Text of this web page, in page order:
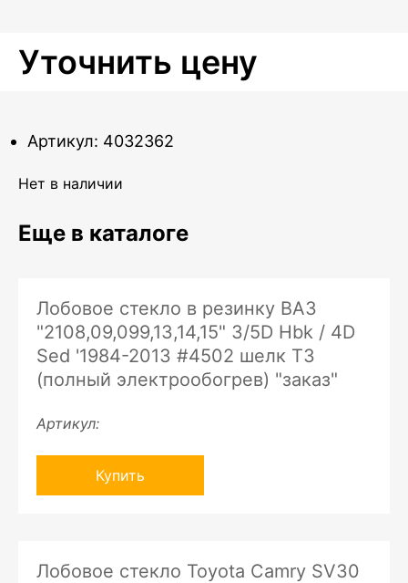
Уточнить цену
Артикул: 4032362
Нет в наличии
Еще в каталоге
Лобовое стекло в резинку ВАЗ
"2108,09,099,13,14,15" 3/5D Hbk / 4D
Sed '1984-2013 #4502 шелк ТЗ
(полный электрообогрев) "заказ"
Артикул:
Купить
Лобовое стекло Toyota Camry SV30